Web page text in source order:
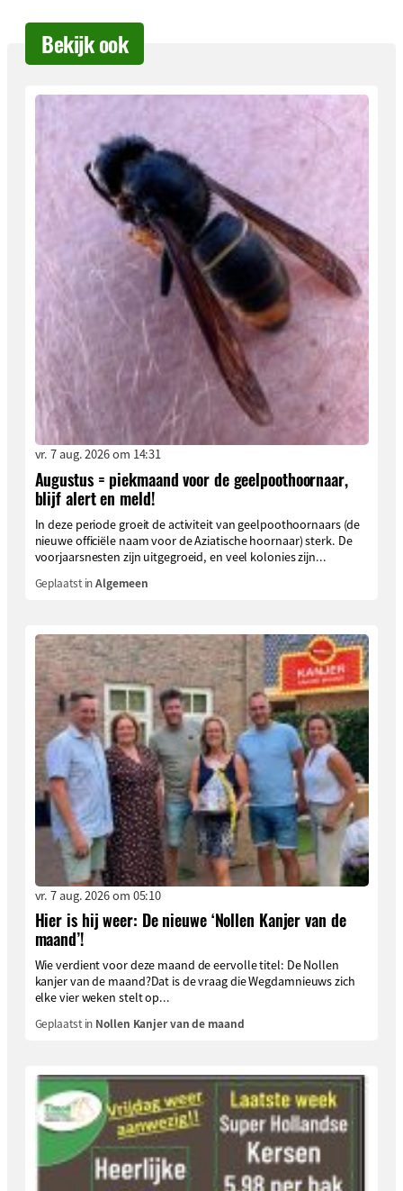
Bekijk ook
vr. 7 aug. 2026 om 14:31
Augustus = piekmaand voor de geelpoothoornaar,
blijf alert en meld!
In deze periode groeit de activiteit van geelpoothoornaars (de
nieuwe officiële naam voor de Aziatische hoornaar) sterk. De
voorjaarsnesten zijn uitgegroeid, en veel kolonies zijn...
Geplaatst inAlgemeen
vr. 7 aug. 2026 om 05:10
Hier is hij weer: De nieuwe ‘Nollen Kanjer van de
maand’!
Wie verdient voor deze maand de eervolle titel: De Nollen
kanjer van de maand?Dat is de vraag die Wegdamnieuws zich
elke vier weken stelt op...
Geplaatst in Nollen Kanjer van de maand